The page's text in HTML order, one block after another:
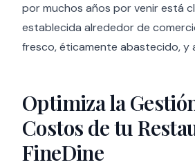
por muchos años por venir está
establecida alrededor de
fresco, éticamente abastecido, y
Optimiza la
Costos de tu
FineDine